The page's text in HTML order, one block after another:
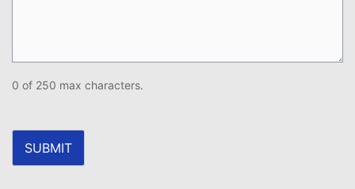
0 of 250 max characters.
SUBMIT